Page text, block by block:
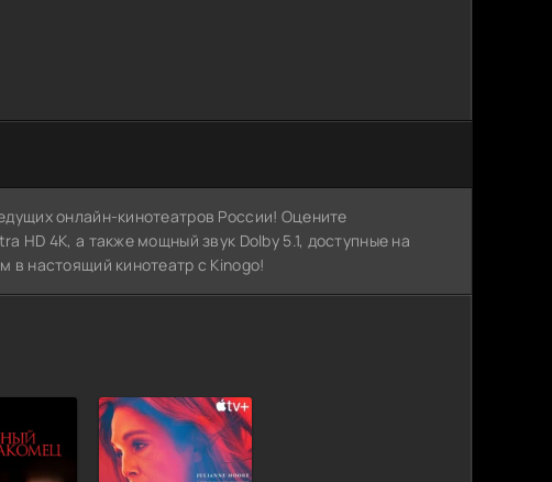
онлайн-кинотеатров России! Оцените
HD 4K, а также мощный звук Dolby 5.1, доступные на
в настоящий кинотеатр с Kinogo!